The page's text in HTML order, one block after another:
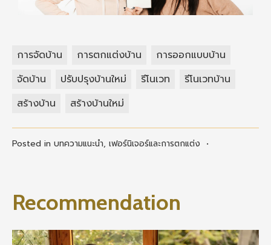
การจัดบ้าน การตกแต่งบ้าน
การออกแบบบ้าน
จัดบ้าน
ปรับปรุงบ้านใหม่ รีโนเวท
รีโนเวทบ้าน
สร้างบ้าน
สร้างบ้านใหม่
Posted in บทความแนะนำ, เฟอร์นิเจอร์และการตกแต่ง •
Recommendation